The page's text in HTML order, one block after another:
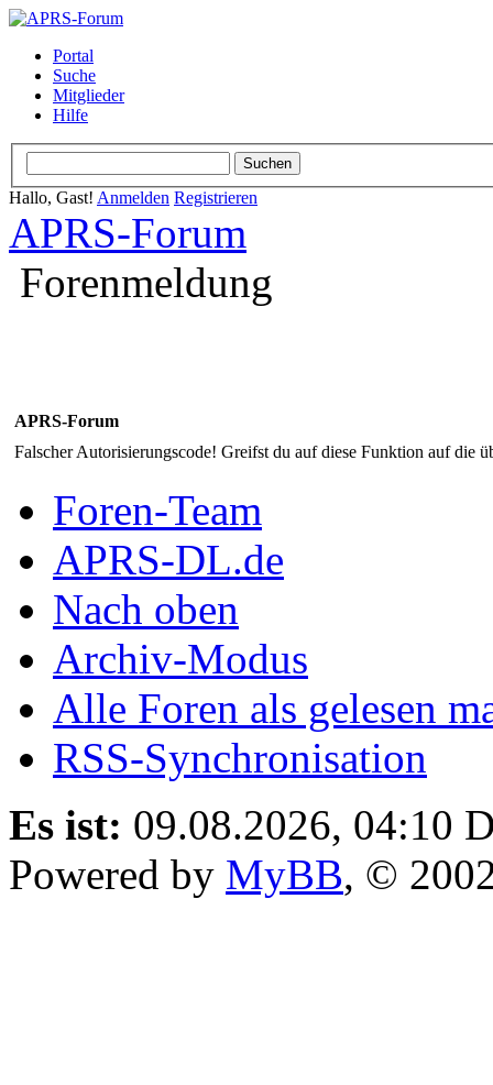
Portal
Suche
Mitglieder
Hilfe
Hallo, Gast! Anmelden Registrieren
APRS-Forum
Forenmeldung
APRS-Forum
Falscher Autorisierungscode! Greifst du auf diese Funktion auf die
Foren-Team
APRS-DL.de
Nach oben
Archiv-Modus
Alle Foren als gelesen
RSS-Synchronisation
Es ist: 09.08.2026, 04:10
Powered by MyBB, ©